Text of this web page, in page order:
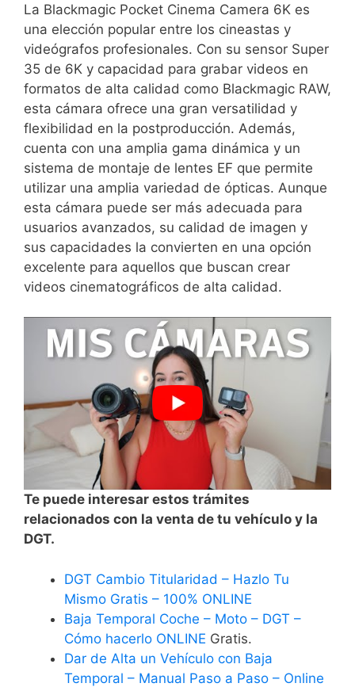
La Blackmagic Pocket Cinema Camera 6K ‌es
una elección popular entre los cineastas y
videógrafos profesionales. Con⁢ su sensor‌ Super
35 de 6K y capacidad para grabar videos ⁢en
⁤formatos de alta calidad ⁢como Blackmagic RAW,
esta ‍cámara ofrece una gran versatilidad y
‌flexibilidad en la postproducción. Además,
cuenta con una amplia gama dinámica y un​
sistema de montaje de lentes ‍EF que permite
⁣utilizar ‌una amplia variedad de ‌ópticas. Aunque
esta cámara puede ser más adecuada para‌
usuarios avanzados, su calidad⁤ de imagen y
sus capacidades la convierten en una opción
‌excelente para aquellos‌ que ⁤buscan ‍crear
videos cinematográficos de alta calidad.
Te puede interesar estos trámites
relacionados con la venta de tu vehículo y la
DGT.
DGT Cambio Titularidad – Hazlo Tu
Mismo Gratis – 100% ONLINE
Baja Temporal Coche – Moto – DGT –
Cómo hacerlo ONLINE Gratis.
Dar de Alta un Vehículo con Baja
Temporal – Manual Paso a Paso – Online